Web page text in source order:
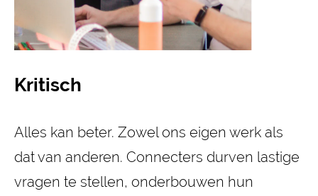
Kritisch
Alles kan beter. Zowel ons eigen werk als
dat van anderen. Connecters durven lastige
vragen te stellen, onderbouwen hun